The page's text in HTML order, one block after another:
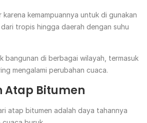
kemampuannya untuk di gunakan
tropis hingga daerah dengan suhu
bangunan di berbagai wilayah, termasuk
mengalami perubahan cuaca.
Atap Bitumen
atap bitumen adalah daya tahannya